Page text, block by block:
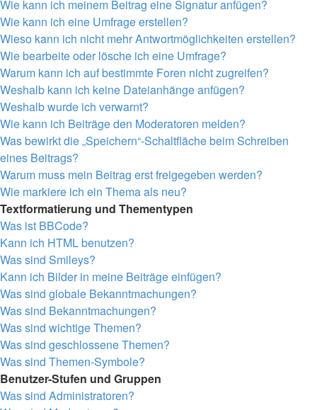
Wie kann ich meinem Beitrag eine Signatur anfügen?
Wie kann ich eine Umfrage erstellen?
Wieso kann ich nicht mehr Antwortmöglichkeiten erstellen?
Wie bearbeite oder lösche ich eine Umfrage?
Warum kann ich auf bestimmte Foren nicht zugreifen?
Weshalb kann ich keine Dateianhänge anfügen?
Weshalb wurde ich verwarnt?
Wie kann ich Beiträge den Moderatoren melden?
Was bewirkt die „Speichern“-Schaltfläche beim Schreiben
eines Beitrags?
Warum muss mein Beitrag erst freigegeben werden?
Wie markiere ich ein Thema als neu?
Textformatierung und Thementypen
Was ist BBCode?
Kann ich HTML benutzen?
Was sind Smileys?
Kann ich Bilder in meine Beiträge einfügen?
Was sind globale Bekanntmachungen?
Was sind Bekanntmachungen?
Was sind wichtige Themen?
Was sind geschlossene Themen?
Was sind Themen-Symbole?
Benutzer-Stufen und Gruppen
Was sind Administratoren?